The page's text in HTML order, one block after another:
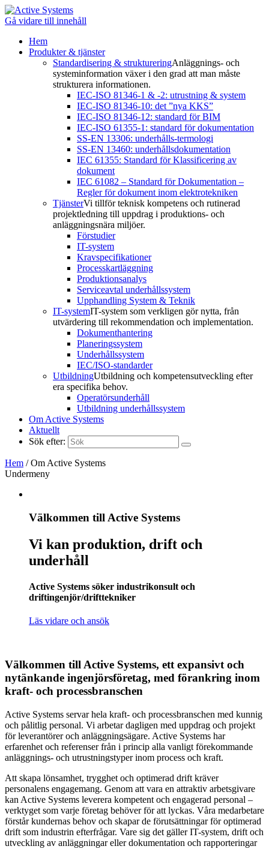
Gå vidare till innehåll
Hem
Produkter & tjänster
Standardisering & struktureringAnläggnings- och
systeminformation växer i den grad att man måste
strukturera informationen.
IEC-ISO 81346-1 & -2: utrustning & system
IEC-ISO 81346-10: det ”nya KKS”
IEC-ISO 81346-12: standard för BIM
IEC-ISO 61355-1: standard för dokumentation
SS-EN 13306: underhålls-termologi
SS-EN 13460: underhållsdokumentation
IEC 61355: Standard för Klassificering av
dokument
IEC 61082 – Standard för Dokumentation –
Regler för dokument inom elektrotekniken
TjänsterVi tillför teknisk kompetens och rutinerad
projektledning till uppdrag i produktions- och
anläggningsnära miljöer.
Förstudier
IT-system
Kravspecifikationer
Processkartläggning
Produktionsanalys
Serviceavtal underhållssystem
Upphandling System & Teknik
IT-systemIT-system som verkligen gör nytta, från
utvärdering till rekommendation och implementation.
Dokumenthantering
Planeringssystem
Underhållssystem
IEC/ISO-standarder
UtbildningUtbildning och kompetensutveckling efter
era specifika behov.
Operatörsunderhåll
Utbildning underhållssystem
Om Active Systems
Aktuellt
Sök efter:
Hem /Om Active Systems
Undermeny
Välkommen till Active Systems
Vi kan produktion, drift och
underhåll
Active Systems söker industrikonsult och
driftingenjör/drifttekniker
Läs vidare och ansök
Välkommen till Active Systems, ett expansivt och
nytänkande ingenjörsföretag, med förankring inom
kraft- och processbranschen
Active Systems servar hela kraft- och processbranschen med kunnig
och pålitlig personal. Vi arbetar dagligen med uppdrag och projekt
för leverantörer och anläggningsägare. Active Systems har
erfarenhet och referenser från i princip alla vanligt förekommande
anläggnings- och utrustningstyper inom process och kraft.
Att skapa lönsamhet, trygghet och optimerad drift kräver
personalens engagemang. Genom att vara en attraktiv arbetsgivare
kan Active Systems leverera kompetent och engagerad personal –
verktyget som varje företag behöver för att lyckas. Våra medarbetare
förstår kundernas behov och skapar de förutsättningar för optimerad
drift som industrin efterfrågar. Vare sig det gäller IT-system, drift och
utveckling av anläggningar eller dokumentation och rapporteringar